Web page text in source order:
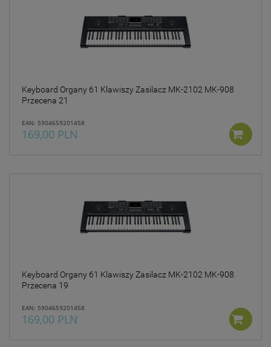
Keyboard Organy 61 Klawiszy Zasilacz MK-2102 MK-908
Przecena 21
EAN: 5904659201458
169,00 PLN
Keyboard Organy 61 Klawiszy Zasilacz MK-2102 MK-908
Przecena 19
EAN: 5904659201458
169,00 PLN